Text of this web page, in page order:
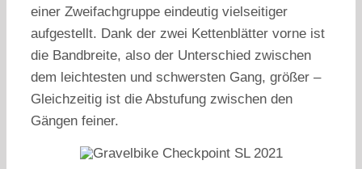
einer Zweifachgruppe eindeutig vielseitiger
aufgestellt. Dank der zwei Kettenblätter vorne ist
die Bandbreite, also der Unterschied zwischen
dem leichtesten und schwersten Gang, größer –
Gleichzeitig ist die Abstufung zwischen den
Gängen feiner.